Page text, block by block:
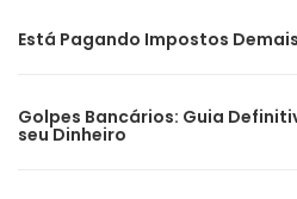
Está Pagando Impostos Demais
Golpes Bancários: Guia
seu Dinheiro